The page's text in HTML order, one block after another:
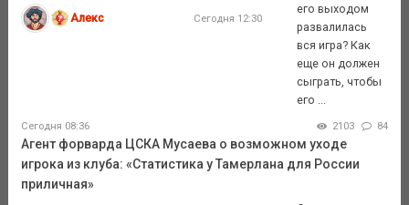
Алекс Сегодня 12:30
его выходом
развалилась
вся игра? Как
еще он должен
сыграть, чтобы
его ...
Сегодня 08:36 2103 84
Агент форварда ЦСКА Мусаева о возможном уходе
игрока из клуба: «Статистика у Тамерлана для России
приличная»